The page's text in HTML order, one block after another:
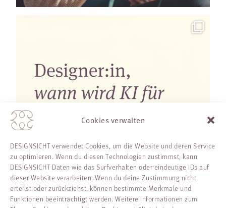
Cookies verwalten
DESIGNSICHT verwendet Cookies, um die Website und deren Service
zu optimieren. Wenn du diesen Technologien zustimmst, kann
DESIGNSICHT Daten wie das Surfverhalten oder eindeutige IDs auf
dieser Website verarbeiten. Wenn du deine Zustimmung nicht
erteilst oder zurückziehst, können bestimmte Merkmale und
Funktionen beeinträchtigt werden. Weitere Informationen zum